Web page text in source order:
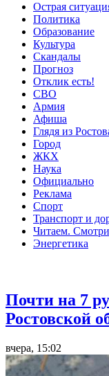
Острая
Политика
Образование
Культура
Скандалы
Прогноз
Отклик есть!
СВО
Армия
Афиша
Глядя из
Город
ЖКХ
Наука
Официально
Реклама
Спорт
Транспорт и
Читаем.
Энергетика
Почти на 7
Ростовской
вчера, 15:02